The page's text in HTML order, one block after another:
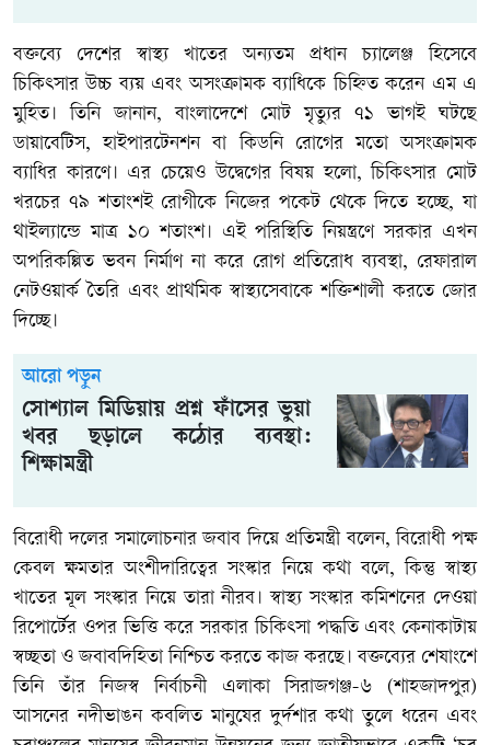
বক্তব্যে দেশের স্বাস্থ্য খাতের অন্যতম প্রধান চ্যালেঞ্জ হিসেবে
চিকিৎসার উচ্চ ব্যয় এবং অসংক্রামক ব্যাধিকে চিহ্নিত করেন এম এ
মুহিত। তিনি জানান, বাংলাদেশে মোট মৃত্যুর ৭১ ভাগই ঘটছে
ডায়াবেটিস, হাইপারটেনশন বা কিডনি রোগের মতো অসংক্রামক
ব্যাধির কারণে। এর চেয়েও উদ্বেগের বিষয় হলো, চিকিৎসার মোট
খরচের ৭৯ শতাংশই রোগীকে নিজের পকেট থেকে দিতে হচ্ছে, যা
থাইল্যান্ডে মাত্র ১০ শতাংশ। এই পরিস্থিতি নিয়ন্ত্রণে সরকার এখন
অপরিকল্পিত ভবন নির্মাণ না করে রোগ প্রতিরোধ ব্যবস্থা, রেফারাল
নেটওয়ার্ক তৈরি এবং প্রাথমিক স্বাস্থ্যসেবাকে শক্তিশালী করতে জোর
দিচ্ছে।
আরো পড়ুন
সোশ্যাল মিডিয়ায় প্রশ্ন ফাঁসের ভুয়া
খবর ছড়ালে কঠোর ব্যবস্থা:
শিক্ষামন্ত্রী
বিরোধী দলের সমালোচনার জবাব দিয়ে প্রতিমন্ত্রী বলেন, বিরোধী পক্ষ
কেবল ক্ষমতার অংশীদারিত্বের সংস্কার নিয়ে কথা বলে, কিন্তু স্বাস্থ্য
খাতের মূল সংস্কার নিয়ে তারা নীরব। স্বাস্থ্য সংস্কার কমিশনের দেওয়া
রিপোর্টের ওপর ভিত্তি করে সরকার চিকিৎসা পদ্ধতি এবং কেনাকাটায়
স্বচ্ছতা ও জবাবদিহিতা নিশ্চিত করতে কাজ করছে। বক্তব্যের শেষাংশে
তিনি তাঁর নিজস্ব নির্বাচনী এলাকা সিরাজগঞ্জ-৬ (শাহজাদপুর)
আসনের নদীভাঙন কবলিত মানুষের দুর্দশার কথা তুলে ধরেন এবং